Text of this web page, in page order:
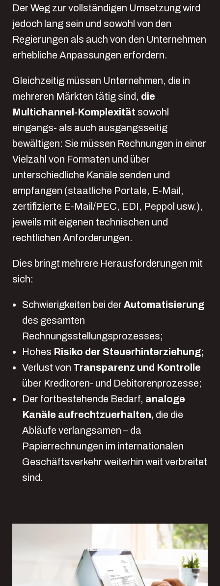
Der Weg zur vollständigen Umsetzung wird
jedoch lang sein und sowohl von den
Regierungen als auch von den Unternehmen
erhebliche Anpassungen erfordern.
Gleichzeitig müssen Unternehmen, die in
mehreren Märkten tätig sind, die
Multichannel-Komplexität sowohl
eingangs- als auch ausgangsseitig
bewältigen: Sie müssen Rechnungen in einer
Vielzahl von Formaten und über
unterschiedliche Kanäle senden und
empfangen (staatliche Portale, E-Mail,
zertifizierte E-Mail/PEC, EDI, Peppol usw.),
jeweils mit eigenen technischen und
rechtlichen Anforderungen.
Dies bringt mehrere Herausforderungen mit
sich:
Schwierigkeiten bei der Automatisierung
des gesamten
Rechnungsstellungsprozesses;
Hohes Risiko der Steuerhinterziehung;
Verlust von Transparenz und Kontrolle
über Kreditoren- und Debitorenprozesse;
Der fortbestehende Bedarf, analoge
Kanäle aufrechtzuerhalten, die die
Abläufe verlangsamen – da
Papierrechnungen im internationalen
Geschäftsverkehr weiterhin weit verbreitet
sind.